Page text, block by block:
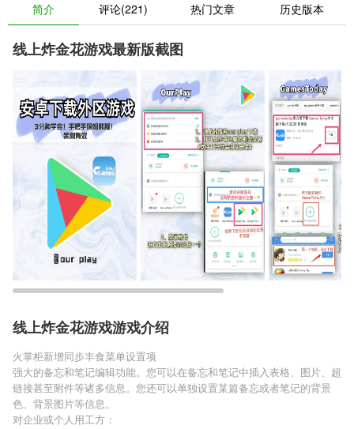
简介 评论(221) 热门文章 历史版本
线上炸金花游戏最新版截图
线上炸金花游戏游戏介绍
火掌柜新增同步丰食菜单设置项
强大的备忘和笔记编辑功能。您可以在备忘和笔记中插入表格、图片、超
链接甚至附件等诸多信息。您还可以单独设置某篇备忘或者笔记的背景
色、背景图片等信息。
对企业或个人用工方：